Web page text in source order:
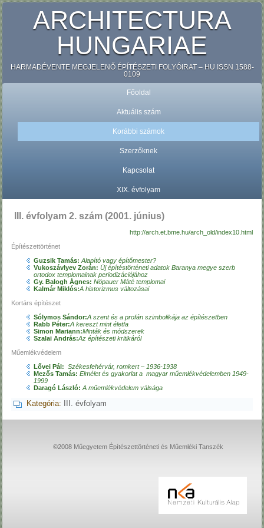
ARCHITECTURA
HUNGARIAE
HARMADÉVENTE MEGJELENŐ ÉPÍTÉSZETI FOLYÓIRAT – HU ISSN 1588-
0109
Főoldal
Aktuális szám
Korábbi számok
Szerzőknek
Kapcsolat
XIX. évfolyam
III. évfolyam 2. szám (2001. június)
http://arch.et.bme.hu/arch_old/index10.html
Építészettörténet
Guzsik Tamás: Alapító vagy építőmester?
Vukoszávlyev Zorán:Új építéstörténeti adatok Baranya megye szerb
ortodox templomainak periodizációjához
Gy. Balogh Ágnes:Nöpauer Máté templomai
Kalmár Miklós:A historizmus változásai
Kortárs építészet
Sólymos Sándor:A szent és a profán szimbolikája az építészetben
Rabb Péter:A kereszt mint életfa
Simon Mariann:Minták és módszerek
Szalai András:Az építészeti kritikáról
Műemlékvédelem
Lővei Pál:Székesfehérvár, romkert – 1936-1938
Mezős Tamás:Elmélet és gyakorlat a magyar műemlékvédelemben 1949-
1999
Daragó László: A műemlékvédelem válsága
Kategória: III. évfolyam
©2008 Műegyetem Építészettörténeti és Műemléki Tanszék